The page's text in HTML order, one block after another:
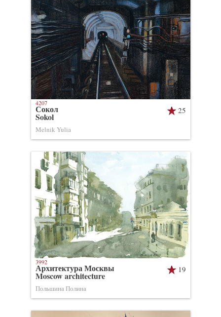
25
Сокол
Sokol
Melnik Yulia
4207
19
Архитектура Москвы
Moscow architecture
Польшина Полина
3992